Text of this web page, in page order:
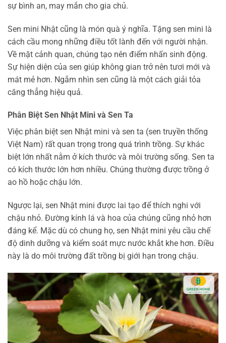
sự bình an, may mắn cho gia chủ.
Sen mini Nhật cũng là món quà ý nghĩa. Tặng sen mini là
cách cầu mong những điều tốt lành đến với người nhận.
Về mặt cảnh quan, chúng tạo nên điểm nhấn sinh động.
Sự hiện diện của sen giúp không gian trở nên tươi mới và
mát mẻ hơn. Ngắm nhìn sen cũng là một cách giải tỏa
căng thẳng hiệu quả.
Phân Biệt Sen Nhật Mini và Sen Ta
Việc phân biệt sen Nhật mini và sen ta (sen truyền thống
Việt Nam) rất quan trọng trong quá trình trồng. Sự khác
biệt lớn nhất nằm ở kích thước và môi trường sống. Sen ta
có kích thước lớn hơn nhiều. Chúng thường được trồng ở
ao hồ hoặc chậu lớn.
Ngược lại, sen Nhật mini được lai tạo để thích nghi với
chậu nhỏ. Đường kính lá và hoa của chúng cũng nhỏ hơn
đáng kể. Mặc dù có chung họ, sen Nhật mini yêu cầu chế
độ dinh dưỡng và kiểm soát mực nước khắt khe hơn. Điều
này là do môi trường đất trồng bị giới hạn trong chậu.